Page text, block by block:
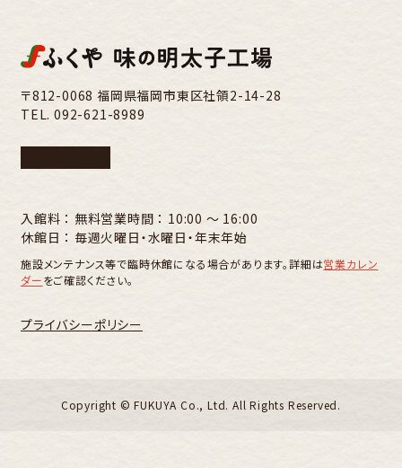
〒812-0068 福岡県福岡市東区社領2-14-28
TEL. 092-621-8989
入館料 ： 無料営業時間 ： 10:00 〜 16:00
休館日 ： 毎週火曜日・水曜日・年末年始
施設メンテナンス等で臨時休館になる場合があります。詳細は営業カレン
ダーをご確認ください。
プライバシーポリシー
Copyright ©︎ FUKUYA Co., Ltd. All Rights Reserved.